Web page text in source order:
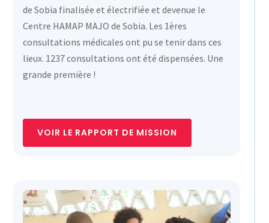
de Sobia finalisée et électrifiée et devenue le
Centre HAMAP MAJO de Sobia. Les 1ères
consultations médicales ont pu se tenir dans ces
lieux. 1237 consultations ont été dispensées. Une
grande première !
VOIR LE RAPPORT DE MISSION